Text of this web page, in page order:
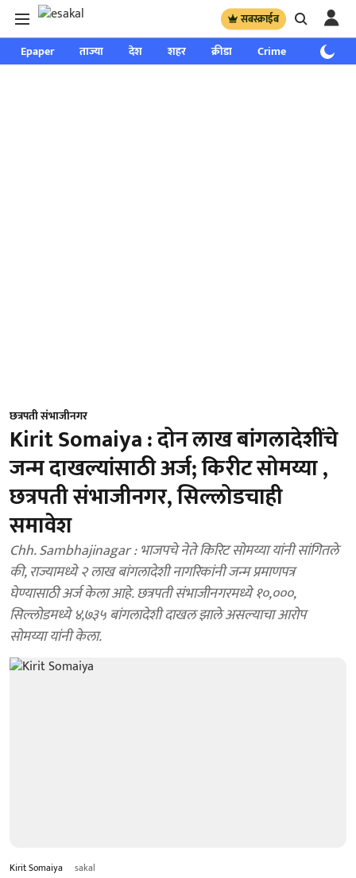
सबस्क्राईब
Epaper ताज्या देश शहर क्रीडा Crime साप्ताहिक
छत्रपती संभाजीनगर
Kirit Somaiya : दोन लाख बांगलादेशींचे
जन्म दाखल्यांसाठी अर्ज; किरीट सोमय्या ,
छत्रपती संभाजीनगर, सिल्लोडचाही
समावेश
Chh. Sambhajinagar : भाजपचे नेते किरिट सोमय्या यांनी सांगितले
की, राज्यामध्ये २ लाख बांगलादेशी नागरिकांनी जन्म प्रमाणपत्र
घेण्यासाठी अर्ज केला आहे. छत्रपती संभाजीनगरमध्ये १०,०००,
सिल्लोडमध्ये ४,७३५ बांगलादेशी दाखल झाले असल्याचा आरोप
सोमय्या यांनी केला.
Kirit Somaiya sakal